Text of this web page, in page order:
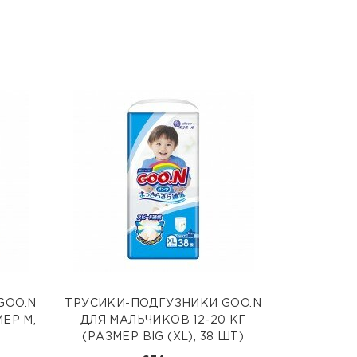
M,
ТРУСИКИ-ПОДГУЗНИКИ GOO.N
ДЛЯ МАЛЬЧИКОВ 12-20 КГ
(РАЗМЕР BIG (XL), 38 ШТ)